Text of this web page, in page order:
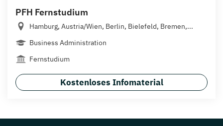
PFH Fernstudium
Hamburg, Austria/Wien, Berlin, Bielefeld, Bremen,...
Business Administration
Fernstudium
Kostenloses Infomaterial